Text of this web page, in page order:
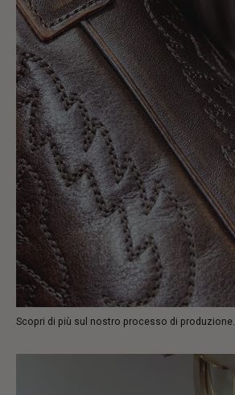
Scopri di più sul nostro processo di produzione.